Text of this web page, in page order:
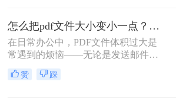
传到某些平台。因此，掌握pdf太大如
何压缩变小是十分必要的。本文将介
绍两种实用的方法来解决这个问题，
帮助您轻松完成 PDF 文件的压缩。
怎么把pdf文件大小变小一点？四种方法对比，一看就懂！
在日常办公中，PDF文件体积过大是
常遇到的烦恼——无论是发送邮件受
限于附件大小，还是上传系统提示文
件超限，都让人头疼。那么，怎么把
赞 踩